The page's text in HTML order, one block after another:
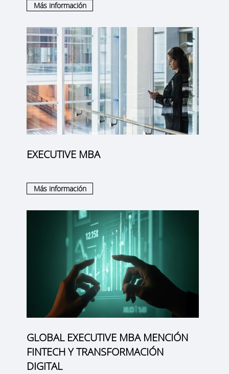
Más información
EXECUTIVE MBA
Más información
GLOBAL EXECUTIVE MBA MENCIÓN
FINTECH Y TRANSFORMACIÓN
DIGITAL